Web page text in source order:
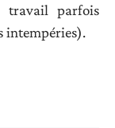
travail parfois
intempéries).